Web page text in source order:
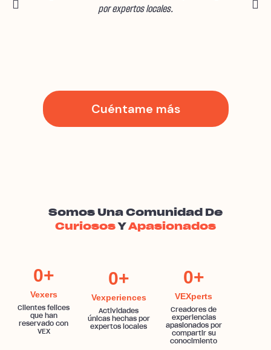
por expertos locales.
Cuéntame más
Somos Una Comunidad De
CuriososYApasionados
Vexers
0+
Clientes felices
que han
reservado con
VEX
Vexperiences
0+
Actividades
únicas hechas por
expertos locales
VEXperts
0+
Creadores de
experiencias
apasionados por
compartir su
conocimiento